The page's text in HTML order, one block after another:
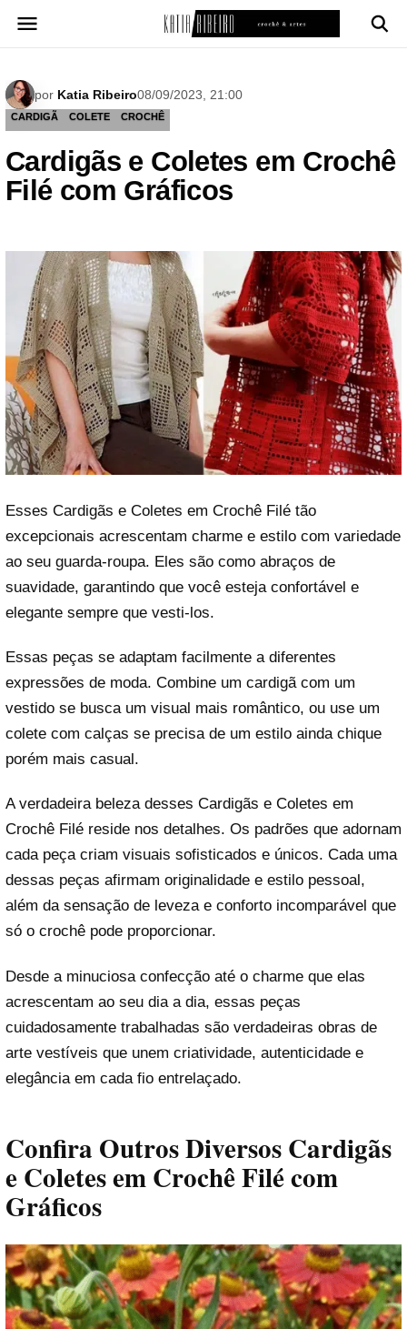
para
por Katia Ribeiro08/09/2023, 21:00
CARDIGÃ COLETE CROCHÊ
Cardigãs e Coletes em Crochê
Filé com Gráficos
Esses Cardigãs e Coletes em Crochê Filé tão
excepcionais acrescentam charme e estilo com variedade
ao seu guarda-roupa. Eles são como abraços de
suavidade, garantindo que você esteja confortável e
elegante sempre que vesti-los.
Essas peças se adaptam facilmente a diferentes
expressões de moda. Combine um cardigã com um
vestido se busca um visual mais romântico, ou use um
colete com calças se precisa de um estilo ainda chique
porém mais casual.
A verdadeira beleza desses Cardigãs e Coletes em
Crochê Filé reside nos detalhes. Os padrões que adornam
cada peça criam visuais sofisticados e únicos. Cada uma
dessas peças afirmam originalidade e estilo pessoal,
além da sensação de leveza e conforto incomparável que
só o crochê pode proporcionar.
Desde a minuciosa confecção até o charme que elas
acrescentam ao seu dia a dia, essas peças
cuidadosamente trabalhadas são verdadeiras obras de
arte vestíveis que unem criatividade, autenticidade e
elegância em cada fio entrelaçado.
Confira Outros Diversos Cardigãs
e Coletes em Crochê Filé com
Gráficos